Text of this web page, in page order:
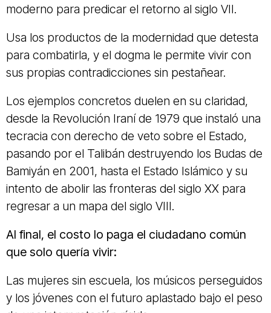
moderno para predicar el retorno al siglo VII.
Usa los productos de la modernidad que detesta
para combatirla, y el dogma le permite vivir con
sus propias contradicciones sin pestañear.
Los ejemplos concretos duelen en su claridad,
desde la Revolución Iraní de 1979 que instaló una
tecracia con derecho de veto sobre el Estado,
pasando por el Talibán destruyendo los Budas de
Bamiyán en 2001, hasta el Estado Islámico y su
intento de abolir las fronteras del siglo XX para
regresar a un mapa del siglo VIII.
Al final, el costo lo paga el ciudadano común
que solo quería vivir:
Las mujeres sin escuela, los músicos perseguidos
y los jóvenes con el futuro aplastado bajo el peso